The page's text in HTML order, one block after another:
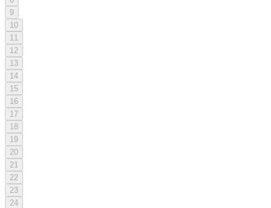
9
10
11
12
13
14
15
16
17
18
19
20
21
22
23
24